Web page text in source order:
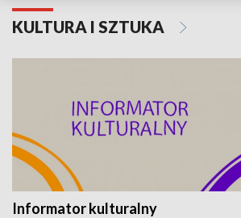
KULTURA I SZTUKA
Informator kulturalny